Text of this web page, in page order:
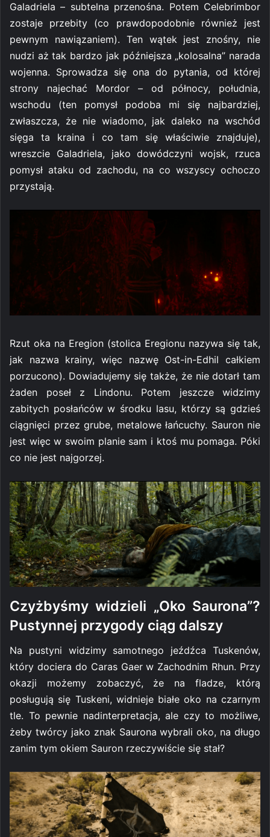
Galadriela – subtelna przenośna. Potem Celebrimbor
zostaje przebity (co prawdopodobnie również jest
pewnym nawiązaniem). Ten wątek jest znośny, nie
nudzi aż tak bardzo jak późniejsza „kolosalna” narada
wojenna. Sprowadza się ona do pytania, od której
strony najechać Mordor – od północy, południa,
wschodu (ten pomysł podoba mi się najbardziej,
zwłaszcza, że nie wiadomo, jak daleko na wschód
sięga ta kraina i co tam się właściwie znajduje),
wreszcie Galadriela, jako dowódczyni wojsk, rzuca
pomysł ataku od zachodu, na co wszyscy ochoczo
przystają.
Rzut oka na Eregion (stolica Eregionu nazywa się tak,
jak nazwa krainy, więc nazwę Ost-in-Edhil całkiem
porzucono). Dowiadujemy się także, że nie dotarł tam
żaden poseł z Lindonu. Potem jeszcze widzimy
zabitych posłańców w środku lasu, którzy są gdzieś
ciągnięci przez grube, metalowe łańcuchy. Sauron nie
jest więc w swoim planie sam i ktoś mu pomaga. Póki
co nie jest najgorzej.
Czyżbyśmy widzieli „Oko Saurona”?
Pustynnej przygody ciąg dalszy
Na pustyni widzimy samotnego jeźdźca Tuskenów,
który dociera do Caras Gaer w Zachodnim Rhun. Przy
okazji możemy zobaczyć, że na fladze, którą
posługują się Tuskeni, widnieje białe oko na czarnym
tle. To pewnie nadinterpretacja, ale czy to możliwe,
żeby twórcy jako znak Saurona wybrali oko, na długo
zanim tym okiem Sauron rzeczywiście się stał?